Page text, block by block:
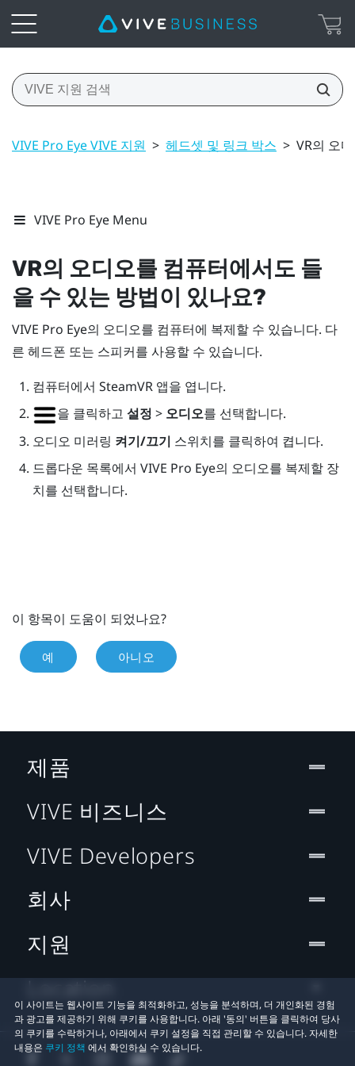
VIVE Pro Eye VIVE 지원 > 헤드셋 및 링크 박스 > VR의 오
VIVE Pro Eye Menu
VR의 오디오를 컴퓨터에서도 들
을 수 있는 방법이 있나요?
VIVE Pro Eye의 오디오를 컴퓨터에 복제할 수 있습니다. 다
른 헤드폰 또는 스피커를 사용할 수 있습니다.
컴퓨터에서 SteamVR앱을 엽니다.
을 클릭하고 설정 > 오디오를 선택합니다.
오디오 미러링 켜기/끄기 스위치를 클릭하여 켭니다.
드롭다운 목록에서 VIVE Pro Eye의 오디오를 복제할 장
치를 선택합니다.
이 항목이 도움이 되었나요?
예 아니오
이 사이트는 웹사이트 기능을 최적화하고, 성능을 분석하며, 더 개인화된 경험
과 광고를 제공하기 위해 쿠키를 사용합니다. 아래 '동의' 버튼을 클릭하여 당사
의 쿠키를 수락하거나, 아래에서 쿠키 설정을 직접 관리할 수 있습니다. 자세한
내용은 쿠키 정책 에서 확인하실 수 있습니다.
제품
VIVE 비즈니스
VIVE Developers
회사
지원
Location